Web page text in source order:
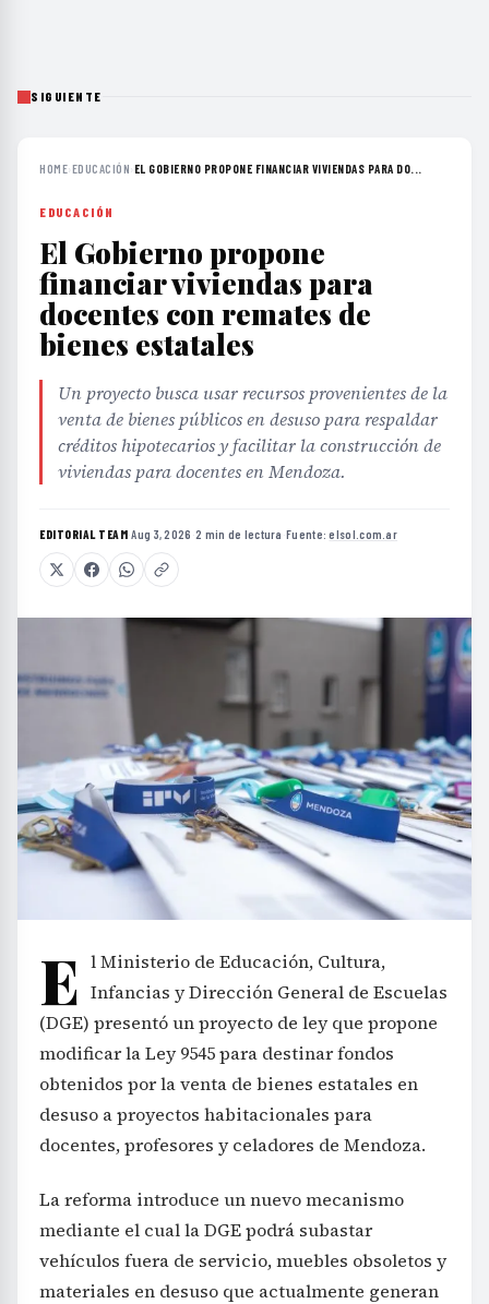
SIGUIENTE
HOME›EDUCACIÓN› EL GOBIERNO PROPONE FINANCIAR VIVIENDAS PARA DO...
EDUCACIÓN
El Gobierno propone
financiar viviendas para
docentes con remates de
bienes estatales
Un proyecto busca usar recursos provenientes de la
venta de bienes públicos en desuso para respaldar
créditos hipotecarios y facilitar la construcción de
viviendas para docentes en Mendoza.
EDITORIAL TEAM·Aug 3, 2026 ·2 min de lectura ·Fuente:elsol.com.ar
E l Ministerio de Educación, Cultura,
Infancias y Dirección General de Escuelas
(DGE) presentó un proyecto de ley que propone
modificar la Ley 9545 para destinar fondos
obtenidos por la venta de bienes estatales en
desuso a proyectos habitacionales para
docentes, profesores y celadores de Mendoza.
La reforma introduce un nuevo mecanismo
mediante el cual la DGE podrá subastar
vehículos fuera de servicio, muebles obsoletos y
materiales en desuso que actualmente generan